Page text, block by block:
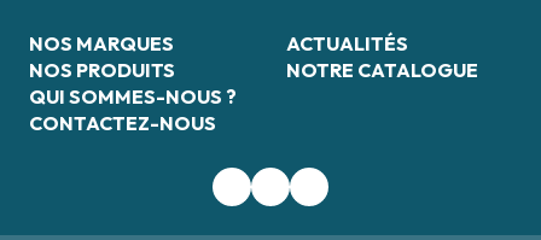
NOS MARQUES
NOS PRODUITS
QUI SOMMES-NOUS ?
CONTACTEZ-NOUS
ACTUALITÉS
NOTRE CATALOGUE